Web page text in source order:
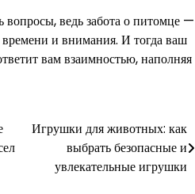
вопросы, ведь забота о питомце —
времени и внимания. И тогда ваш
вам взаимностью, наполняя
Игрушки для животных: как
выбрать безопасные и
увлекательные игрушки